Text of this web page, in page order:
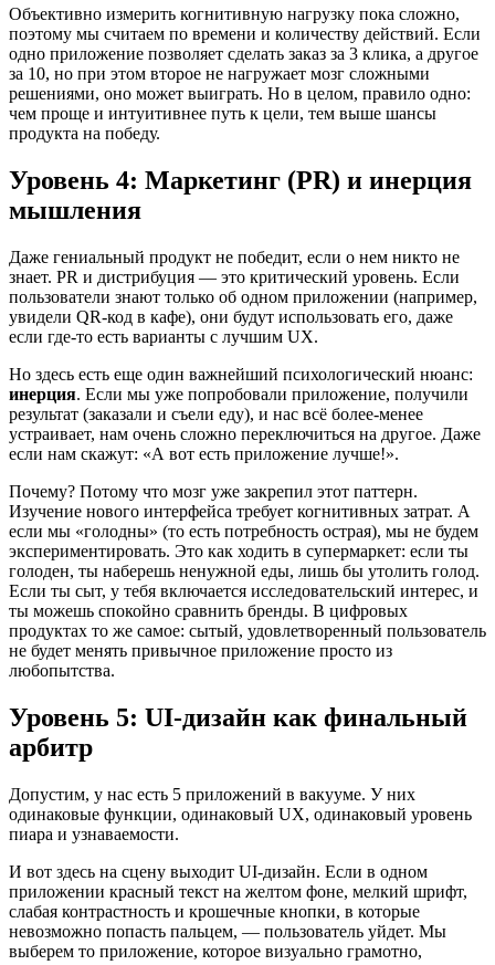
Объективно измерить когнитивную нагрузку пока сложно,
поэтому мы считаем по времени и количеству действий. Если
одно приложение позволяет сделать заказ за 3 клика, а другое
за 10, но при этом второе не нагружает мозг сложными
решениями, оно может выиграть. Но в целом, правило одно:
чем проще и интуитивнее путь к цели, тем выше шансы
продукта на победу.
Уровень 4: Маркетинг (PR) и инерция
мышления
Даже гениальный продукт не победит, если о нем никто не
знает. PR и дистрибуция — это критический уровень. Если
пользователи знают только об одном приложении (например,
увидели QR-код в кафе), они будут использовать его, даже
если где-то есть варианты с лучшим UX.
Но здесь есть еще один важнейший психологический нюанс:
инерция. Если мы уже попробовали приложение, получили
результат (заказали и съели еду), и нас всё более-менее
устраивает, нам очень сложно переключиться на другое. Даже
если нам скажут: «А вот есть приложение лучше!».
Почему? Потому что мозг уже закрепил этот паттерн.
Изучение нового интерфейса требует когнитивных затрат. А
если мы «голодны» (то есть потребность острая), мы не будем
экспериментировать. Это как ходить в супермаркет: если ты
голоден, ты наберешь ненужной еды, лишь бы утолить голод.
Если ты сыт, у тебя включается исследовательский интерес, и
ты можешь спокойно сравнить бренды. В цифровых
продуктах то же самое: сытый, удовлетворенный пользователь
не будет менять привычное приложение просто из
любопытства.
Уровень 5: UI-дизайн как финальный
арбитр
Допустим, у нас есть 5 приложений в вакууме. У них
одинаковые функции, одинаковый UX, одинаковый уровень
пиара и узнаваемости.
И вот здесь на сцену выходит UI-дизайн. Если в одном
приложении красный текст на желтом фоне, мелкий шрифт,
слабая контрастность и крошечные кнопки, в которые
невозможно попасть пальцем, — пользователь уйдет. Мы
выберем то приложение, которое визуально грамотно,